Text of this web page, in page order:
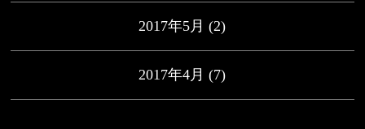
2017年5月 (2)
2017年4月 (7)